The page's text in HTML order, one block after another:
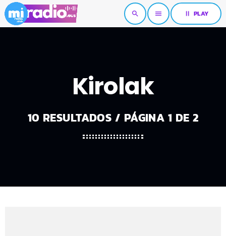
search menu pause PLAY
Kirolak
10 RESULTADOS / PÁGINA 1 DE 2